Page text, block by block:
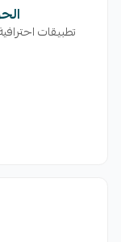
تطبيقات